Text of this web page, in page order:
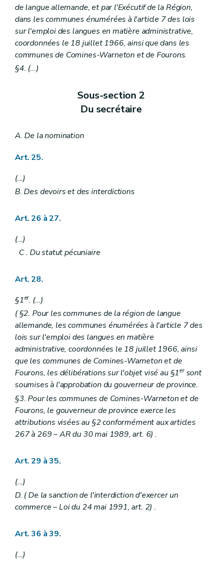
de langue allemande, et par l'Exécutif de la Région,
dans les communes énumérées à l'article 7 des lois
sur l'emploi des langues en matière administrative,
coordonnées le 18 juillet 1966, ainsi que dans les
communes de Comines-Warneton et de Fourons.
§4. (...)
Sous-section 2
Du secrétaire
A.De la nomination
Art. 25.
(...)
B.Des devoirs et des interdictions
Art. 26 à 27.
(...)
C. Du statut pécuniaire
Art. 28.
§1er. (...)
(§2. Pour les communes de la région de langue
allemande, les communes énumérées à l'article 7 des
lois sur l'emploi des langues en matière
administrative, coordonnées le 18 juillet 1966, ainsi
que les communes de Comines-Warneton et de
Fourons, les délibérations sur l'objet visé au §1ersont
soumises à l'approbation du gouverneur de province.
§3. Pour les communes de Comines-Warneton et de
Fourons, le gouverneur de province exerce les
attributions visées au §2 conformément aux articles
267 à 269– AR du 30 mai 1989, art. 6) .
Art. 29 à 35.
(...)
D. (De la sanction de l'interdiction d'exercer un
commerce– Loi du 24 mai 1991, art. 2) .
Art. 36 à 39.
(...)